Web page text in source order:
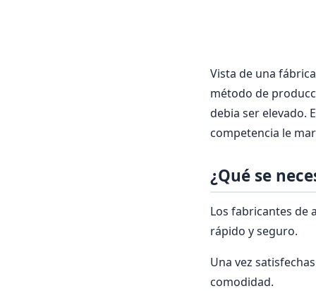
Vista de una
método de
debia ser elevado.
competencia le
¿Qué se
Los fabricantes de
rápido y seguro.
Una vez
comodidad.